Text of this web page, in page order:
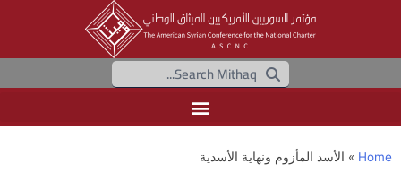
Home
» الأسد المأزوم ونهاية الأسدية